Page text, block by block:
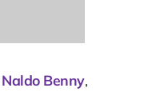
Naldo Benny,